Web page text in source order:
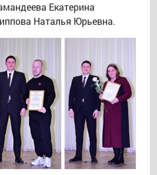
Екатерина
Наталья Юрьевна.